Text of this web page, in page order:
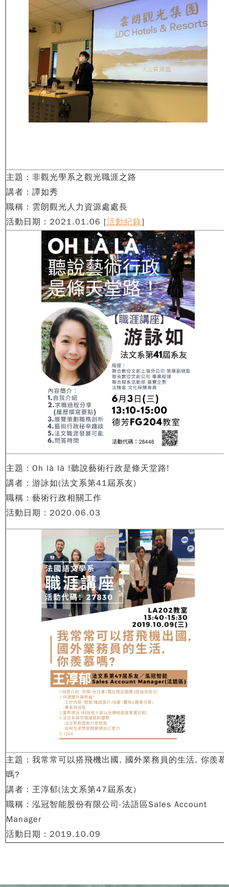
主題：非觀光學系之觀光職涯之路
講者：譚如秀
職稱：雲朗觀光人力資源處處長
活動日期：2021.01.06 [活動紀錄]
主題：Oh là là !聽說藝術行政是條天堂路!
講者：游詠如(法文系第41屆系友)
職稱：藝術行政相關工作
活動日期：2020.06.03
主題：我常常可以搭飛機出國, 國外業務員的生活, 你羨慕
嗎?
講者：王淳郁(法文系第47屆系友)
職稱：泓冠智能股份有限公司-法語區Sales Account
Manager
活動日期：2019.10.09